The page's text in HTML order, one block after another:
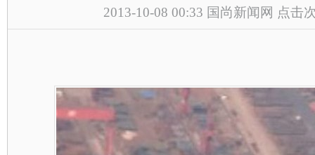
2013-10-08 00:33 国尚新闻网 点击